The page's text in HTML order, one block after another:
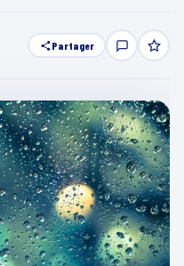
Partager